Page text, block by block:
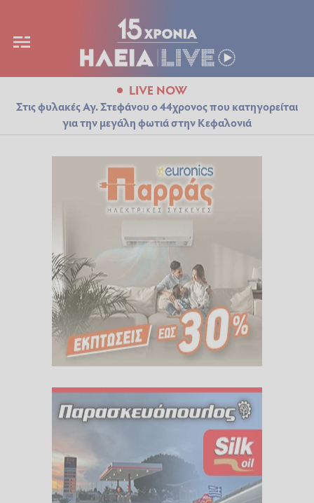
LIVE NOW
Στις φυλακές Αγ. Στεφάνου ο 44χρονος που κατηγορείται
για την μεγάλη φωτιά στην Κεφαλονιά